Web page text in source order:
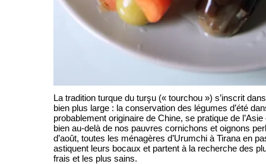
La tradition turque du turşu (« tourchou ») s’inscrit
bien plus large : la conservation des légumes d’été
probablement originaire de Chine, se pratique de
bien au-delà de nos pauvres cornichons et oignons
d’août, toutes les ménagères d’Urumchi à Tirana en
astiquent leurs bocaux et partent à la recherche des
frais et les plus sains.